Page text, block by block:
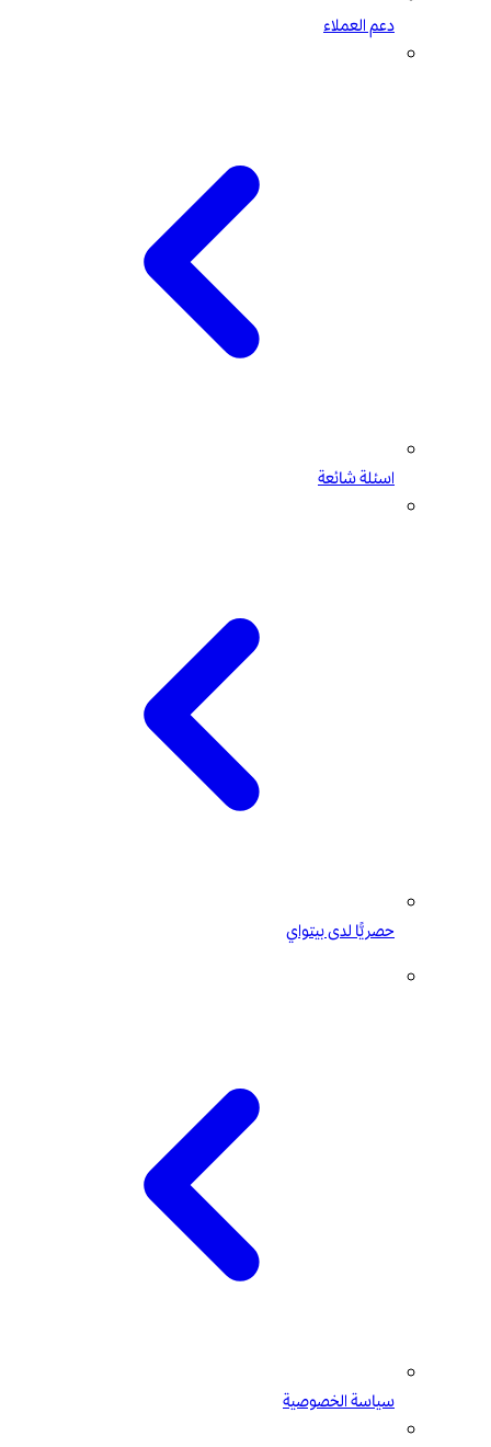
دعم العملاء
اسئلة شائعة
حصريًّا لدى بيتواي
سياسة الخصوصية